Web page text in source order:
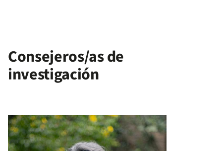
Consejeros/as de
investigación